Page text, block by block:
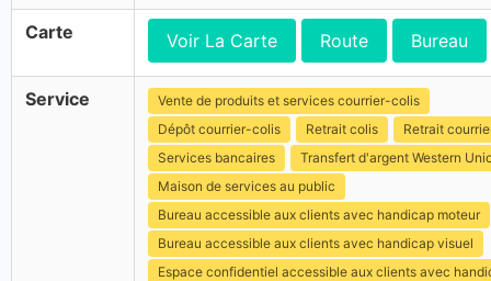
Carte Voir La Carte Route Bureau
Service
Vente de produits et services courrier-colis
Dépôt courrier-colis
Retrait colis
Retrait
Services bancaires
Transfert d'argent Western
Maison de services au public
Bureau accessible aux clients avec handicap moteur
Bureau accessible aux clients avec handicap visuel
Espace confidentiel accessible aux clients avec